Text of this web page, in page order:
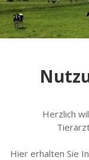
Herzlich
Hier erhalten Sie